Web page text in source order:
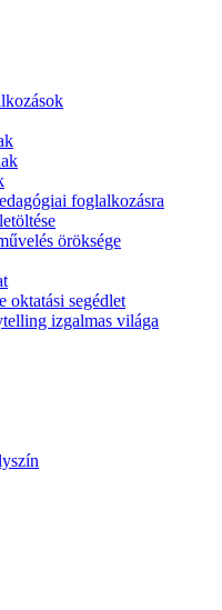
foglalkozásra
öröksége
oktatási segédlet
izgalmas világa